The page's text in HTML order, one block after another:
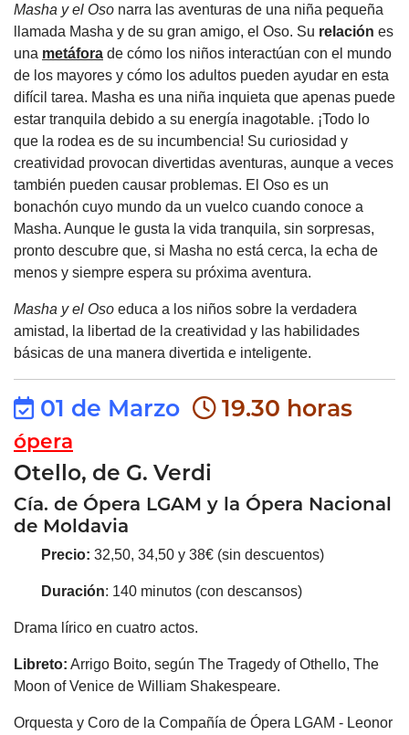
Masha y el Oso narra las aventuras de una niña pequeña
llamada Masha y de su gran amigo, el Oso. Su relación es
una metáfora de cómo los niños interactúan con el mundo
de los mayores y cómo los adultos pueden ayudar en esta
difícil tarea. Masha es una niña inquieta que apenas puede
estar tranquila debido a su energía inagotable. ¡Todo lo
que la rodea es de su incumbencia! Su curiosidad y
creatividad provocan divertidas aventuras, aunque a veces
también pueden causar problemas. El Oso es un
bonachón cuyo mundo da un vuelco cuando conoce a
Masha. Aunque le gusta la vida tranquila, sin sorpresas,
pronto descubre que, si Masha no está cerca, la echa de
menos y siempre espera su próxima aventura.
Masha y el Oso educa a los niños sobre la verdadera
amistad, la libertad de la creatividad y las habilidades
básicas de una manera divertida e inteligente.
01 de Marzo 19.30 horas
ópera
Otello, de G. Verdi
Cía. de Ópera LGAM y la Ópera Nacional
de Moldavia
Precio: 32,50, 34,50 y 38€ (sin descuentos)
Duración: 140 minutos (con descansos)
Drama lírico en cuatro actos.
Libreto: Arrigo Boito, según The Tragedy of Othello, The
Moon of Venice de William Shakespeare.
Orquesta y Coro de la Compañía de Ópera LGAM - Leonor